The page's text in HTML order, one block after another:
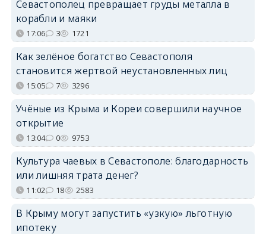
Севастополец превращает груды металла в
корабли и маяки
17:06 3 1721
Как зелёное богатство Севастополя
становится жертвой неустановленных лиц
15:05 7 3296
Учёные из Крыма и Кореи совершили научное
открытие
13:04 0 9753
Культура чаевых в Севастополе: благодарность
или лишняя трата денег?
11:02 18 2583
В Крыму могут запустить «узкую» льготную
ипотеку